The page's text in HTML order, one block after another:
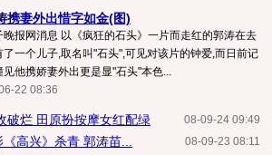
携妻外出惜字如金(图)
晚报网消息 以《疯狂的石头》一片而走红的郭涛在去
了一个儿子,取名叫"石头",可见对该片的钟爱,而日前记
见他携娇妻外出更是显"石头"本色...
22 08:36
08-09-24 09:49
破烂 田原扮按摩女红配绿
08-09-23 08:11
高兴》杀青 郭涛苗...